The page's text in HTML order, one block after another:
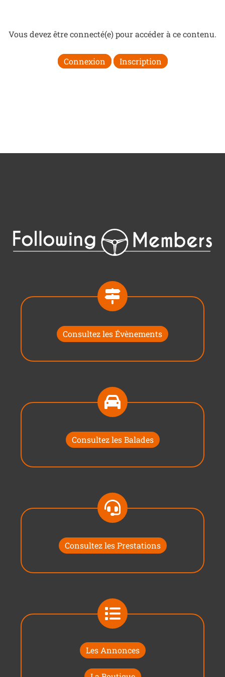
Vous devez être connecté(e) pour accéder à ce contenu.
Connexion Inscription
Consultez les Évènements
Consultez les Balades
Consultez les Prestations
Les Annonces